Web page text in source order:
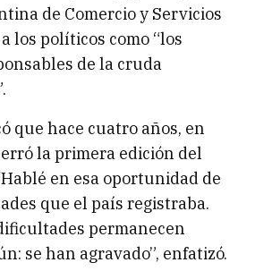
de Comercio y Servicios
los políticos como “los
de la cruda
que hace cuatro años, en
la primera edición del
en esa oportunidad de
que el país registraba.
permanecen
se han agravado”, enfatizó.